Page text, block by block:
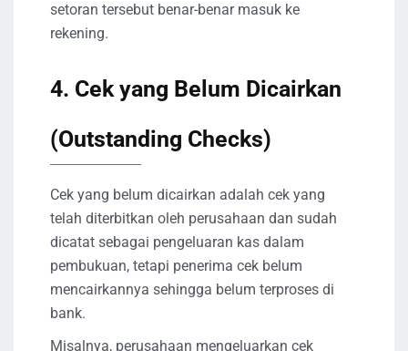
setoran tersebut benar-benar masuk ke
rekening.
4. Cek yang Belum Dicairkan
(Outstanding Checks)
Cek yang belum dicairkan adalah cek yang
telah diterbitkan oleh perusahaan dan sudah
dicatat sebagai pengeluaran kas dalam
pembukuan, tetapi penerima cek belum
mencairkannya sehingga belum terproses di
bank.
Misalnya, perusahaan mengeluarkan cek